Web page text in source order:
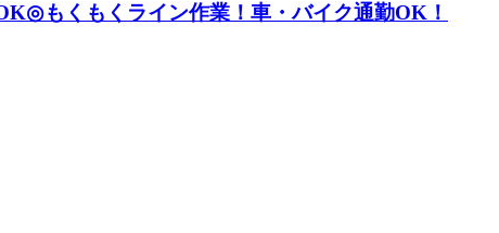
もくもくライン作業！車・バイク通勤OK！